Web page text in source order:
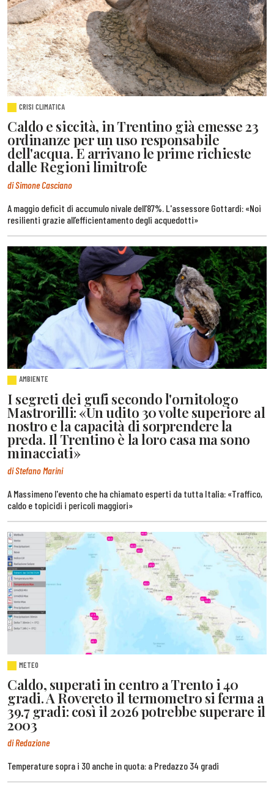
CRISI CLIMATICA
Caldo e siccità, in Trentino già emesse 23
ordinanze per un uso responsabile
dell'acqua. E arrivano le prime richieste
dalle Regioni limitrofe
di Simone Casciano
A maggio deficit di accumulo nivale dell’87%. L'assessore Gottardi: «Noi
resilienti grazie all’efficientamento degli acquedotti»
AMBIENTE
I segreti dei gufi secondo l'ornitologo
Mastrorilli: «Un udito 30 volte superiore al
nostro e la capacità di sorprendere la
preda. Il Trentino è la loro casa ma sono
minacciati»
di Stefano Marini
A Massimeno l'evento che ha chiamato esperti da tutta Italia: «Traffico,
caldo e topicidi i pericoli maggiori»
METEO
Caldo, superati in centro a Trento i 40
gradi. A Rovereto il termometro si ferma a
39.7 gradi: così il 2026 potrebbe superare il
2003
di Redazione
Temperature sopra i 30 anche in quota: a Predazzo 34 gradi